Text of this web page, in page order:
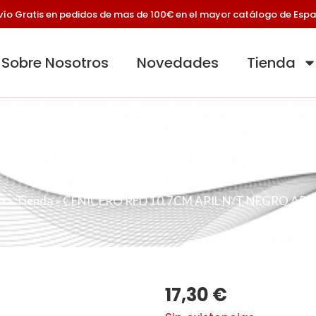
Gratis en pedidos de mas de 100€ en el mayor catálogo de
Sobre Nosotros Novedades Tienda
10.7CM APIL N/T
»Tienda»CENICERO RED 10.7CM APIL N/T NEGRO ARC
17,30€